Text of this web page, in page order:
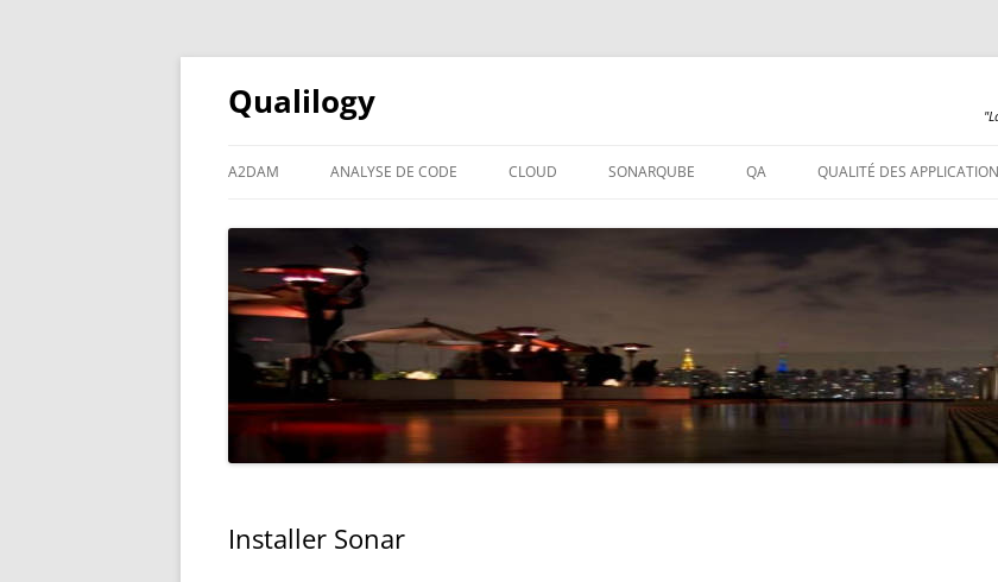
Qualilogy
contenu
A2DAM ANALYSE DE CODE CLOUD SONARQUBE
SONARQUBE – COBOL
SONARQUBE – PL/SQL
QA QUALITÉ DES
Installer Sonar